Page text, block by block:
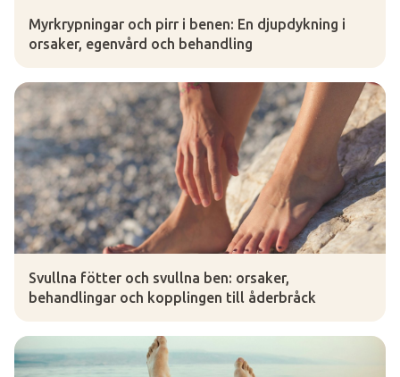
Myrkrypningar och pirr i benen: En djupdykning i
orsaker, egenvård och behandling
Svullna fötter och svullna ben: orsaker,
behandlingar och kopplingen till åderbråck